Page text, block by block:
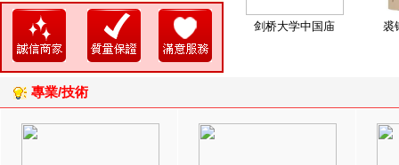
剑桥大学中国庙 裘
專業/技術